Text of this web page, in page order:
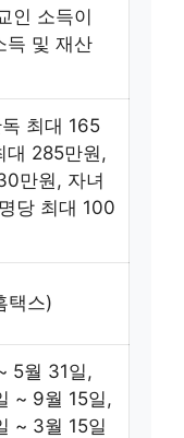
인 소득이
득 및 재산
최대 165
대 285만원,
만원, 자녀
당 최대 100
택스)
5월 31일,
~ 9월 15일,
~ 3월 15일